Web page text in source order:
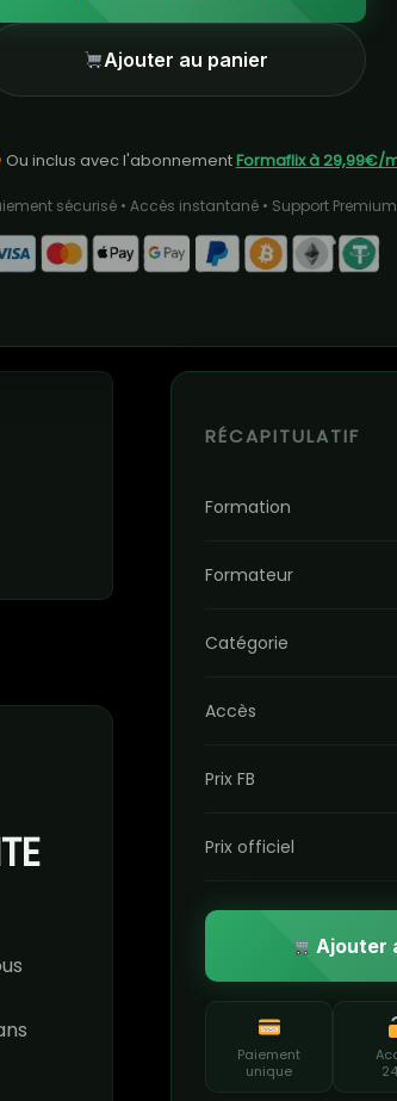
Ajouter au panier
Ou inclus avec l'abonnementFormaflix à 29,99€/
sécurisé • Accès instantané • Support Premium
RÉCAPITULATIF
Formation
Formateur
Catégorie
Accès
Prix FB
Prix officiel
Ajouter
Paiement
unique